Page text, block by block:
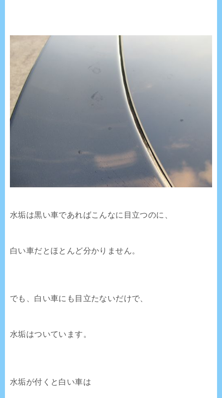
水垢は黒い車であればこんなに目立つのに、
白い車だとほとんど分かりません。
でも、白い車にも目立たないだけで、
水垢はついています。
水垢が付くと白い車は